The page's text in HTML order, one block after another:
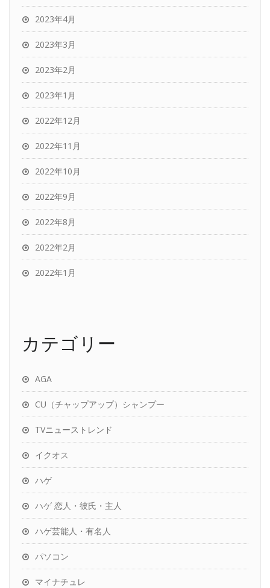
2023年4月
2023年3月
2023年2月
2023年1月
2022年12月
2022年11月
2022年10月
2022年9月
2022年8月
2022年2月
2022年1月
カテゴリー
AGA
CU（チャップアップ）シャンプー
TVニューストレンド
イクオス
ハゲ
ハゲ 恋人・彼氏・主人
ハゲ芸能人・有名人
パソコン
マイナチュレ